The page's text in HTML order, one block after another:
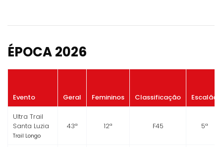
ÉPOCA 2026
Evento Geral Femininos Classificação Escalão
Ultra Trail
Santa Luzia
Trail Longo
43ª 12ª F45 5ª